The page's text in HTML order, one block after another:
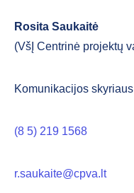
Rosita Saukaitė
(VšĮ Centrinė projektų
Komunikacijos
(8 5) 219 1568
r.saukaite@cpva.lt